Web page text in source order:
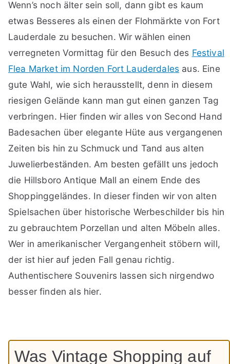
Wenn’s noch älter sein soll, dann gibt es kaum
etwas Besseres als einen der Flohmärkte von Fort
Lauderdale zu besuchen. Wir wählen einen
verregneten Vormittag für den Besuch des Festival
Flea Market im Norden Fort Lauderdales aus. Eine
gute Wahl, wie sich herausstellt, denn in diesem
riesigen Gelände kann man gut einen ganzen Tag
verbringen. Hier finden wir alles von Second Hand
Badesachen über elegante Hüte aus vergangenen
Zeiten bis hin zu Schmuck und Tand aus alten
Juwelierbeständen. Am besten gefällt uns jedoch
die Hillsboro Antique Mall an einem Ende des
Shoppinggeländes. In dieser finden wir von alten
Spielsachen über historische Werbeschilder bis hin
zu gebrauchtem Porzellan und alten Möbeln alles.
Wer in amerikanischer Vergangenheit stöbern will,
der ist hier auf jeden Fall genau richtig.
Authentischere Souvenirs lassen sich nirgendwo
besser finden als hier.
Was Vintage Shopping auf